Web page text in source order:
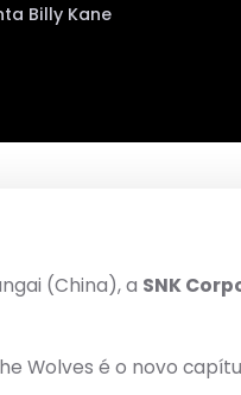
Billy Kane
(China), a SNK
é o novo